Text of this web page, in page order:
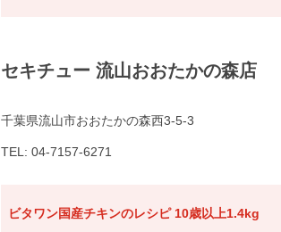
セキチュー 流山おおたかの森店
千葉県流山市おおたかの森西3-5-3
TEL: 04-7157-6271
ビタワン国産チキンのレシピ 10歳以上1.4kg